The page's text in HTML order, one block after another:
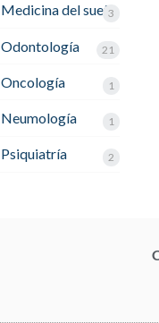
Medicina del sueño
3
Odontología 21
Oncología 1
Neumología 1
Psiquiatría 2